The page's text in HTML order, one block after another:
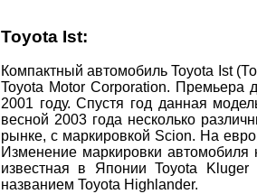
Toyota Ist:
Компактный автомобиль Toyota Ist
Toyota Motor Corporation. Премьера
2001 году. Спустя год данная
весной 2003 года несколько
рынке, с маркировкой Scion. На
Изменение маркировки
известная в Японии Toyota
названием Toyota Highlander.